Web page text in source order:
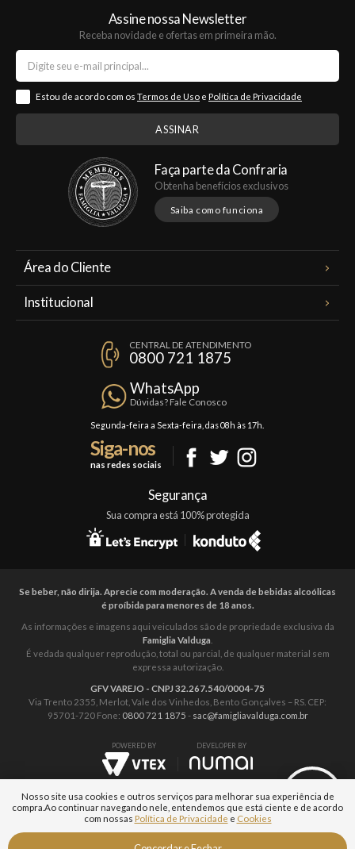
Assine nossa Newsletter
Receba novidade e ofertas em primeira mão.
Estou de acordo com os Termos de Uso e Política de Privacidade
Faça parte da Confraria
Obtenha benefícios exclusivos
Saiba como funciona
Área do Cliente
Institucional
Política de Privacidade
Trocas e Devoluções
Formas de Pagamento
CENTRAL DE ATENDIMENTO
0800 721 1875
WhatsApp
Dúvidas? Fale Conosco
Segunda-feira a Sexta-feira, das 08h às 17h.
Siga-nos
nas redes sociais
Segurança
Sua compra está 100% protegida
Se beber, não dirija. Aprecie com moderação. A venda de bebidas alcoólicas
é proíbida para menores de 18 anos.
As informações e imagens aqui veiculados são de propriedade exclusiva da
Famiglia Valduga
É vedada qualquer reprodução, total ou parcial, de qualquer material sem
expressa autorização.
GFV VAREJO - CNPJ 32.267.540/0004-75
Via Trento 2355, Merlot, Vale dos Vinhedos, Bento Gonçalves – RS. CEP:
95701-720 Fone: 0800 721 1875 - sac@famigliavalduga.com.br
POWERED BY DEVELOPER BY
Nosso site usa cookies e outros serviços para melhorar sua experiência de
compra. Ao continuar navegando nele, entendemos que está ciente e de acordo
com nossas Política de Privacidade e Cookies